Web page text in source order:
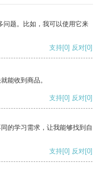
问题。比如，我可以使用它来
支持[0] 反对[0]
能收到商品。
支持[0] 反对[0]
的学习需求，让我能够找到自
支持[0] 反对[0]